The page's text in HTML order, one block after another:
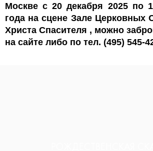
Москве с 20 декабря 2025 по
года на сцене Зале Церковных
Христа Спасителя , можно
на сайте либо по тел. (495) 545-